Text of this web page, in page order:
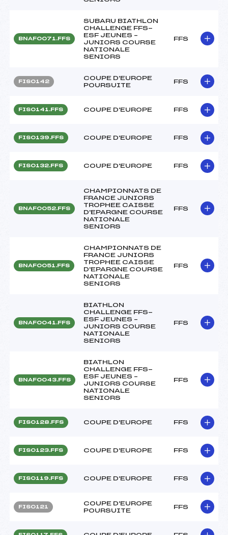
BNAF0071.FFS
SUBARU BIATHLON
CHALLENGE FFS-
ESF JEUNES –
JUNIORS COURSE
NATIONALE
SENIORS
FFS
FIS0142
COUPE D'EUROPE
POURSUITE
FFS
FIS0141.FFS COUPE D'EUROPE FFS
FIS0139.FFS COUPE D'EUROPE FFS
FIS0132.FFS COUPE D'EUROPE FFS
BNAF0052.FFS
CHAMPIONNATS DE
FRANCE JUNIORS
TROPHEE CAISSE
D'EPARGNE COURSE
NATIONALE
SENIORS
FFS
BNAF0051.FFS
CHAMPIONNATS DE
FRANCE JUNIORS
TROPHEE CAISSE
D'EPARGNE COURSE
NATIONALE
SENIORS
FFS
BNAF0041.FFS
BIATHLON
CHALLENGE FFS-
ESF JEUNES –
JUNIORS COURSE
NATIONALE
SENIORS
FFS
BNAF0043.FFS
BIATHLON
CHALLENGE FFS-
ESF JEUNES –
JUNIORS COURSE
NATIONALE
SENIORS
FFS
FIS0128.FFS COUPE D'EUROPE FFS
FIS0123.FFS COUPE D'EUROPE FFS
FIS0119.FFS COUPE D'EUROPE FFS
FIS0121
COUPE D'EUROPE
POURSUITE
FFS